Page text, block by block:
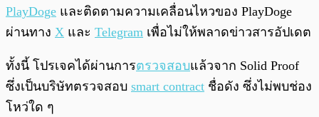
PlayDoge และติดตามความเคลื่อนไหวของ PlayDoge
ผ่านทาง X และ Telegram เพื่อไม่ให้พลาดข่าวสารอัปเดต
ทั้งนี้ โปรเจคได้ผ่านการตรวจสอบแล้วจาก Solid Proof
ซึ่งเป็นบริษัทตรวจสอบ smart contract ชื่อดัง ซึ่งไม่พบช่อง
โหว่ใด ๆ